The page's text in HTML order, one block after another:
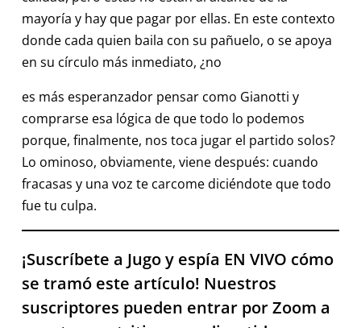
mayoría y hay que pagar por ellas. En este contexto
donde cada quien baila con su pañuelo, o se apoya
en su círculo más inmediato, ¿no
es más esperanzador pensar como Gianotti y
comprarse esa lógica de que todo lo podemos
porque, finalmente, nos toca jugar el partido solos?
Lo ominoso, obviamente, viene después: cuando
fracasas y una voz te carcome diciéndote que todo
fue tu culpa.
¡Suscríbete a Jugo y espía EN VIVO cómo
se tramó este artículo! Nuestros
suscriptores pueden entrar por Zoom a